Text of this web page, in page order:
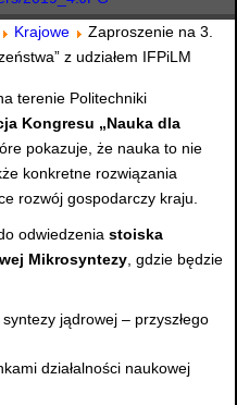
Krajowe
Zaproszenie na 3.
z udziałem IFPiLM
terenie Politechniki
Kongresu „Nauka dla
pokazuje, że nauka to nie
konkretne rozwiązania
rozwój gospodarczy kraju.
odwiedzenia stoiska
Mikrosyntezy, gdzie będzie
jądrowej – przyszłego
działalności naukowej